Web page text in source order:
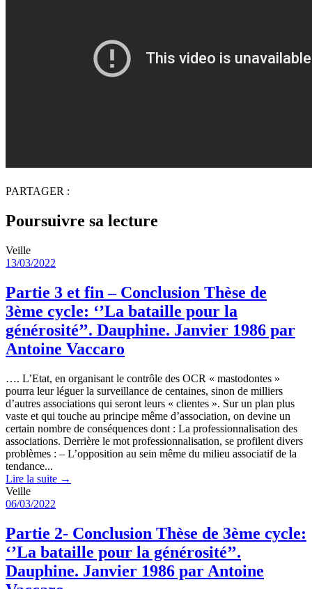
PARTAGER :
Poursuivre sa lecture
Veille
13/03/2022
Partie 3 et fin – Conclusion Thèse de
3ème cycle: ‘’La bataille pour la
générosité’’. Dauphine. Janvier 1986 par
Antoine Vaccaro
…. L’Etat, en organisant le contrôle des OCR « mastodontes »
pourra leur léguer la surveillance de centaines, sinon de milliers
d’autres associations qui seront leurs « clientes ». Sur un plan plus
vaste et qui touche au principe même d’association, on devine un
certain nombre de conséquences dont : La professionnalisation des
associations. Derrière le mot professionnalisation, se profilent divers
problèmes : – L’opposition au sein même du milieu associatif de la
tendance...
Lire la suite →
Veille
06/03/2022
Partie 2- Conclusion Thèse de 3ème cycle:
‘’La bataille pour la générosité’’.
Dauphine. Janvier 1986 par Antoine